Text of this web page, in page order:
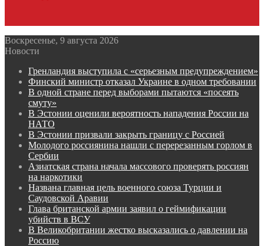
Воскресенье, 9 августа 2026
Новости
Гренландия выступила с «серьезным предупреждением»
Финский министр отказал Украине в одном требовании
В одной стране перед выборами пытаются «посеять
смуту»
В Эстонии оценили вероятность нападения России на
НАТО
В Эстонии призвали закрыть границу с Россией
Молодого россиянина нашли с перерезанным горлом в
Сербии
Азиатская страна начала массового проверять россиян
на наркотики
Названа главная цель военного союза Турции и
Саудовской Аравии
Глава британской армии заявил о геймификации
убийств в ВСУ
В Великобритании жестко высказались о давлении на
Россию